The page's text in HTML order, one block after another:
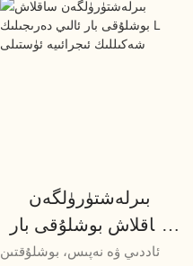
بىرلەشتۈرۈلگەن
ساقلاش بوشلۇقى بار
ئالىي دەرىجىلىك L
ئاددىي ۋە نەپىس، بوشلۇقتىن